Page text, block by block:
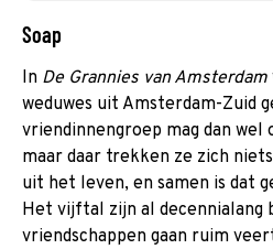
Soap
In De Grannies van Amsterdam
weduwes uit Amsterdam-Zuid
vriendinnengroep mag dan wel
maar daar trekken ze zich
uit het leven, en samen is dat
Het vijftal zijn al decennialang
vriendschappen gaan ruim